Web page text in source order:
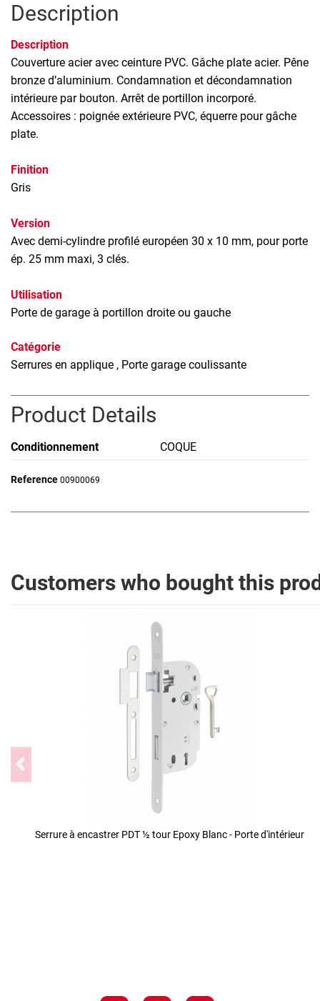
Description
Description
Couverture acier avec ceinture PVC. Gâche plate acier. Pêne
bronze d’aluminium. Condamnation et décondamnation
intérieure par bouton. Arrêt de portillon incorporé.
Accessoires : poignée extérieure PVC, équerre pour gâche
plate.
Finition
Gris
Version
Avec demi-cylindre profilé européen 30 x 10 mm, pour porte
ép. 25 mm maxi, 3 clés.
Utilisation
Porte de garage à portillon droite ou gauche
Catégorie
Serrures en applique , Porte garage coulissante
Product Details
Conditionnement COQUE
Reference 00900069
Customers who bought this
Serrure à encastrer PDT ½ tour Epoxy Blanc - Porte d'intérieur